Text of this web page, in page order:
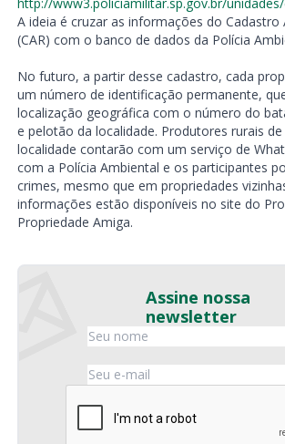
A ideia é cruzar as informações do Cadastro
(CAR) com o banco de dados da Polícia
No futuro, a partir desse cadastro, cada
um número de identificação permanente,
localização geográfica com o número do
e pelotão da localidade. Produtores rurais
localidade contarão com um serviço de
com a Polícia Ambiental e os participantes
crimes, mesmo que em propriedades
informações estão disponíveis no site do
Propriedade Amiga.
Assine nossa
newsletter